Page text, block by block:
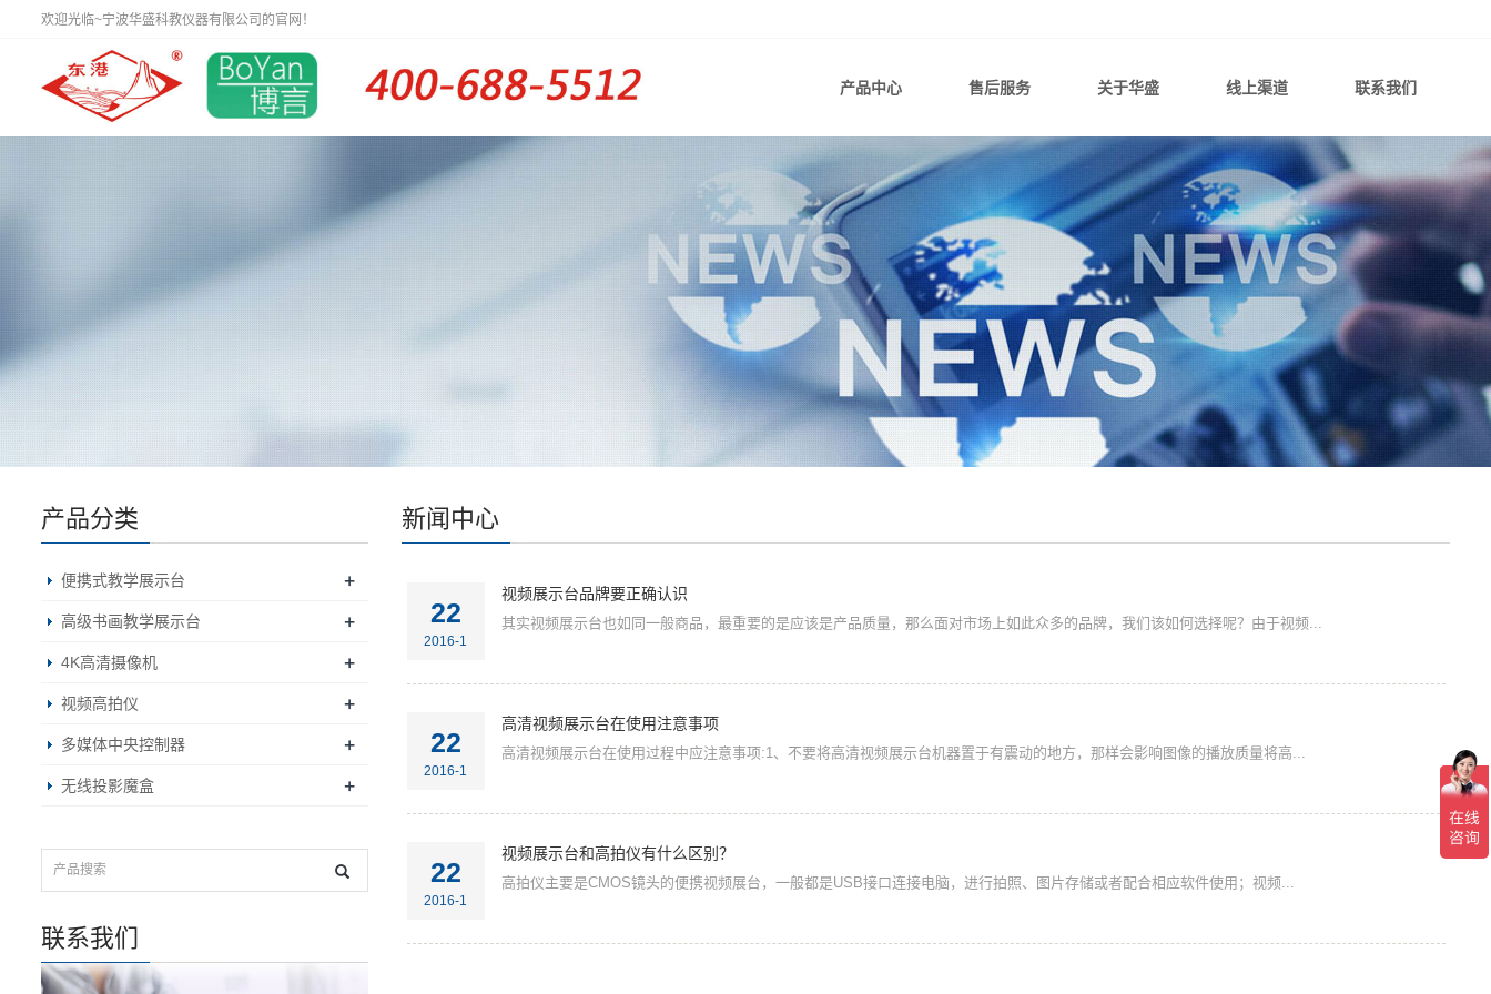
欢迎光临~宁波华盛科教仪器有限公司的官网！
产品中心 售后服务 关于华盛 线上渠道 联系我们
新闻中心
22
2016-1
视频展示台品牌要正确认识
其实视频展示台也如同一般商品，最重要的是应该是产品质量，那么面对市场上如此众多的品牌，我们该如何选择呢？由于视频...
22
2016-1
高清视频展示台在使用注意事项
高清视频展示台在使用过程中应注意事项:1、不要将高清视频展示台机器置于有震动的地方，那样会影响图像的播放质量将高...
22
2016-1
视频展示台和高拍仪有什么区别？
高拍仪主要是CMOS镜头的便携视频展台，一般都是USB接口连接电脑，进行拍照、图片存储或者配合相应软件使用；视频...
产品分类
便携式教学展示台 +
高级书画教学展示台 +
4K高清摄像机 +
视频高拍仪 +
多媒体中央控制器 +
无线投影魔盒 +
联系我们